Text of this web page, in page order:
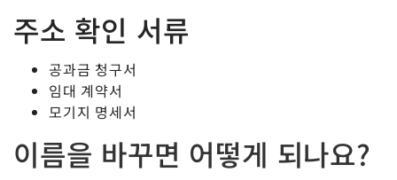
주소 확인 서류
공과금 청구서
임대 계약서
모기지 명세서
이름을 바꾸면 어떻게 되나요?